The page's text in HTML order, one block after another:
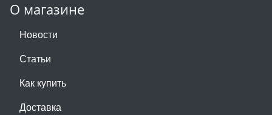
О магазине
Новости
Статьи
Как купить
Доставка